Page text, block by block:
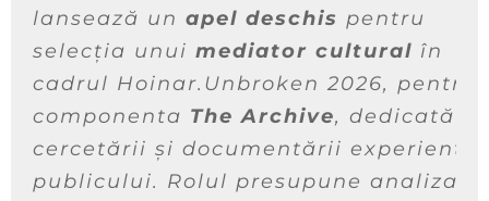
lansează un apel deschis pentru
selecția unui mediator cultural în
cadrul Hoinar.Unbroken 2026, pentru
componenta The Archive, dedicată
cercetării și documentării experienței
publicului. Rolul presupune analiza